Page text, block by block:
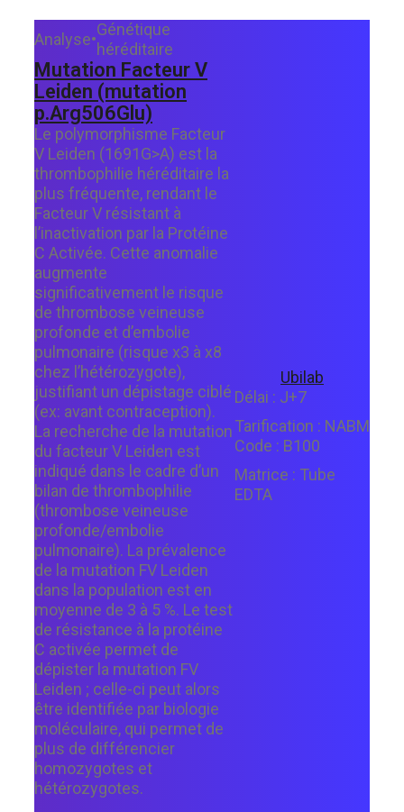
Analyse•
Génétique
héréditaire
Mutation Facteur V
Leiden (mutation
p.Arg506Glu)
Le polymorphisme Facteur
V Leiden (1691G>A) est la
thrombophilie héréditaire la
plus fréquente, rendant le
Facteur V résistant à
l’inactivation par la Protéine
C Activée. Cette anomalie
augmente
significativement le risque
de thrombose veineuse
profonde et d’embolie
pulmonaire (risque x3 à x8
chez l’hétérozygote),
justifiant un dépistage ciblé
(ex: avant contraception).
La recherche de la mutation
du facteur V Leiden est
indiqué dans le cadre d’un
bilan de thrombophilie
(thrombose veineuse
profonde/embolie
pulmonaire). La prévalence
de la mutation FV Leiden
dans la population est en
moyenne de 3 à 5 %. Le test
de résistance à la protéine
C activée permet de
dépister la mutation FV
Leiden ; celle-ci peut alors
être identifiée par biologie
moléculaire, qui permet de
plus de différencier
homozygotes et
hétérozygotes.
Ubilab
Délai : J+7
Tarification : NABM
Code : B100
Matrice : Tube
EDTA